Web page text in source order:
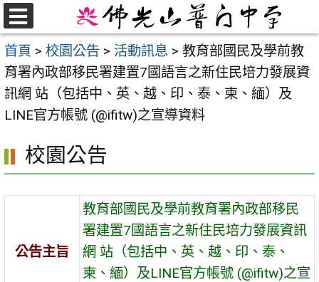
跳
至
主
要
內
容
首頁 > 校園公告 > 活動訊息 > 教育部國民及學前教
育署內政部移民署建置7國語言之新住民培力發展資
訊網 站（包括中、英、越、印、泰、柬、緬）及
LINE官方帳號 (@ifitw)之宣導資料
校園公告
公告主旨
教育部國民及學前教育署內政部移民
署建置7國語言之新住民培力發展資訊
網 站（包括中、英、越、印、泰、
柬、緬）及LINE官方帳號 (@ifitw)之宣
選
單